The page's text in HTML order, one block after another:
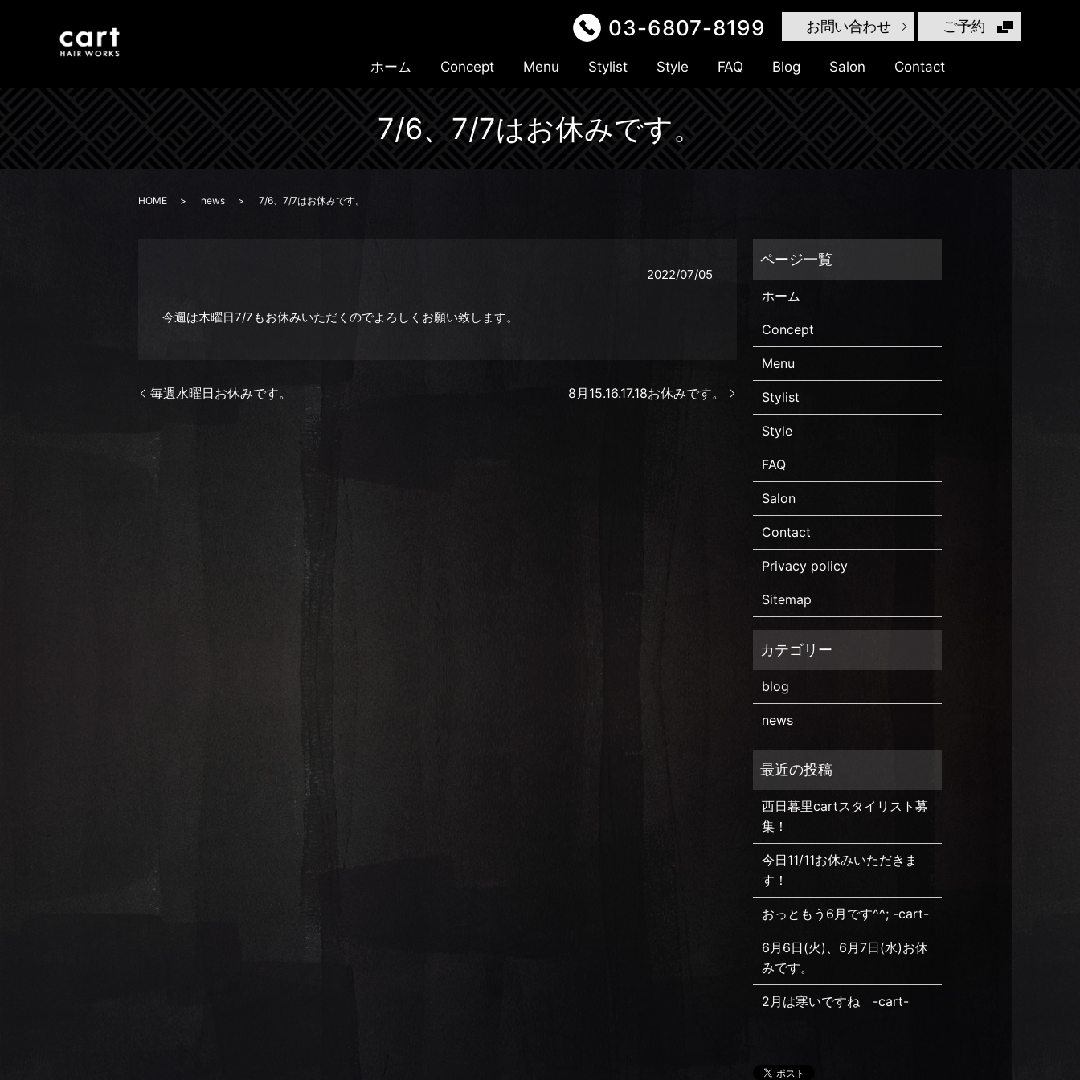
03-6807-8199 お問い合わせ ご予約
ホーム Concept Menu Stylist Style FAQ Blog Salon Contact
7/6、7/7はお休みです。
HOME news 7/6、7/7はお休みです。
2022/07/05
今週は木曜日7/7もお休みいただくのでよろしくお願い致します。
毎週水曜日お休みです。 8月15.16.17.18お休みです。
ホーム
Concept
Menu
Stylist
Style
FAQ
Salon
Contact
Privacy policy
Sitemap
blog
news
西日暮里cartスタイリスト募
集！
今日11/11お休みいただきま
す！
おっともう6月です^^; -cart-
6月6日(火)、6月7日(水)お休
みです。
2月は寒いですね -cart-